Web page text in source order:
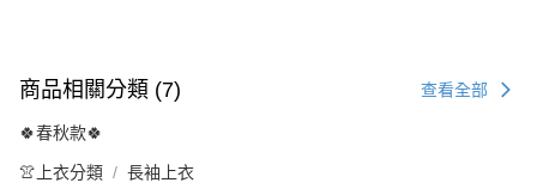
商品相關分類 (7) 查看全部
🍀春秋款🍀
👚上衣分類 長袖上衣